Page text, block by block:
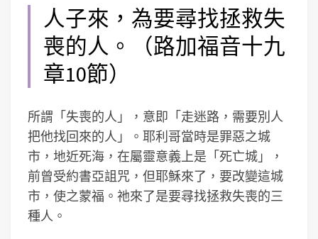
人子來，為要尋找拯救失
喪的人。（路加福音十九
章10節）
所謂「失喪的人」，意即「走迷路，需要別人
把他找回來的人」。耶利哥當時是罪惡之城
市，地近死海，在屬靈意義上是「死亡城」，
前曾受約書亞詛咒，但耶穌來了，要改變這城
市，使之蒙福。祂來了是要尋找拯救失喪的三
種人。